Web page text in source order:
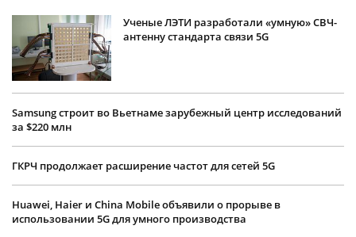
Ученые ЛЭТИ разработали «умную» СВЧ-
антенну стандарта связи 5G
Samsung строит во Вьетнаме зарубежный центр исследований
за $220 млн
ГКРЧ продолжает расширение частот для сетей 5G
Huawei, Haier и China Mobile объявили о прорыве в
использовании 5G для умного производства